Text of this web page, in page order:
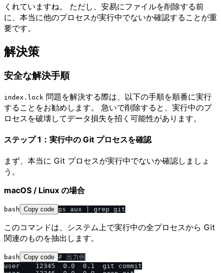
くれていますね。 ただし、安易にファイルを削除する前
に、本当に他のプロセスが実行中でないか確認することが重
要です。
解決策
安全な解決手順
index.lock 問題を解決する際は、以下の手順を順番に実行
することをお勧めします。 急いで削除すると、実行中のプ
ロセスを破壊してデータ損失を招く可能性があります。
ステップ 1：実行中の Git プロセスを確認
まず、本当に Git プロセスが実行中でないか確認しましょ
う。
macOS / Linux の場合
bash Copy code
このコマンドは、システム上で実行中の全プロセスから Git
関連のものを抽出します。
bash Copy code # 出力例
user    12345  0.0  0.1  git commit